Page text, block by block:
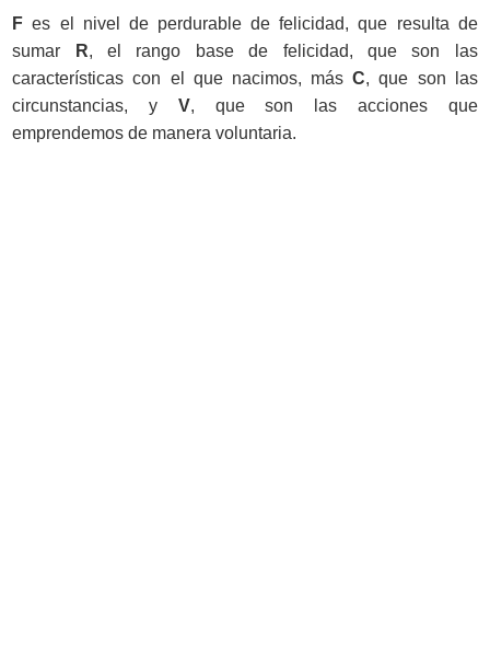
Fes el nivel de perdurable de felicidad, que resulta de
sumar
R, el rango base de felicidad, que son las
características con el que nacimos, másC, que son las
circunstancias, y V, que son las acciones que
emprendemos de manera voluntaria.